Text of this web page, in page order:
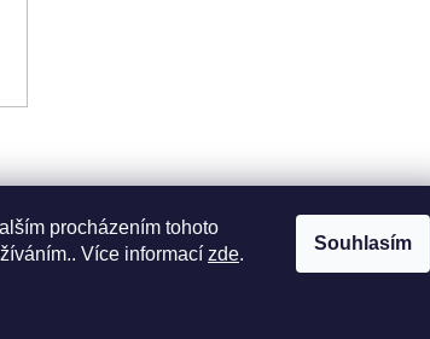
procházením tohoto
Více informací zde.
Souhlasím